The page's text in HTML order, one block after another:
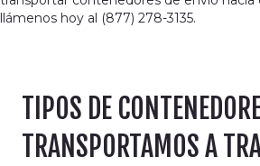
llámenos hoy al (877) 278-3135.
TIPOS DE
TRANSPORTAMOS A